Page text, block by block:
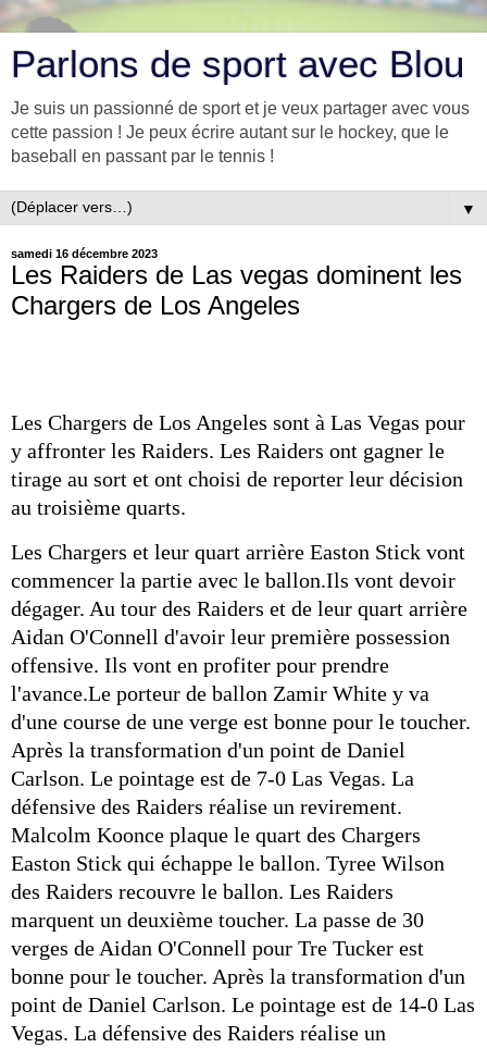
Parlons de sport avec Blou
Je suis un passionné de sport et je veux partager avec vous
cette passion ! Je peux écrire autant sur le hockey, que le
baseball en passant par le tennis !
▼
samedi 16 décembre 2023
Les Raiders de Las vegas dominent les
Chargers de Los Angeles
Les Chargers de Los Angeles sont à Las Vegas pour
y affronter les Raiders. Les Raiders ont gagner le
tirage au sort et ont choisi de reporter leur décision
au troisième quarts.
Les Chargers et leur quart arrière Easton Stick vont
commencer la partie avec le ballon.Ils vont devoir
dégager. Au tour des Raiders et de leur quart arrière
Aidan O'Connell d'avoir leur première possession
offensive. Ils vont en profiter pour prendre
l'avance.Le porteur de ballon Zamir White y va
d'une course de une verge est bonne pour le toucher.
Après la transformation d'un point de Daniel
Carlson. Le pointage est de 7-0 Las Vegas. La
défensive des Raiders réalise un revirement.
Malcolm Koonce plaque le quart des Chargers
Easton Stick qui échappe le ballon. Tyree Wilson
des Raiders recouvre le ballon. Les Raiders
marquent un deuxième toucher. La passe de 30
verges de Aidan O'Connell pour Tre Tucker est
bonne pour le toucher. Après la transformation d'un
point de Daniel Carlson. Le pointage est de 14-0 Las
Vegas. La défensive des Raiders réalise un